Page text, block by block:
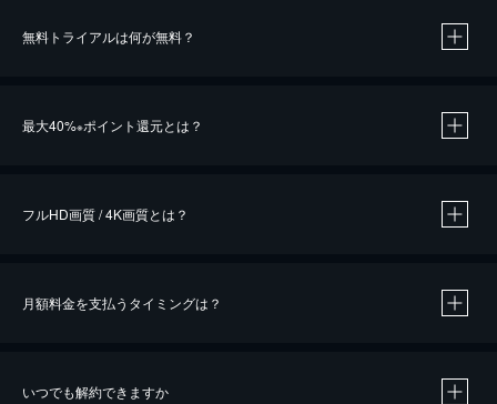
無料トライアルは何が無料？
最大40%※ポイント還元とは？
※40％ポイント還元の対象は、クレジットカード決済による作品の購入 / レンタルです。
フルHD画質 / 4K画質とは？
月額料金を支払うタイミングは？
いつでも解約できますか